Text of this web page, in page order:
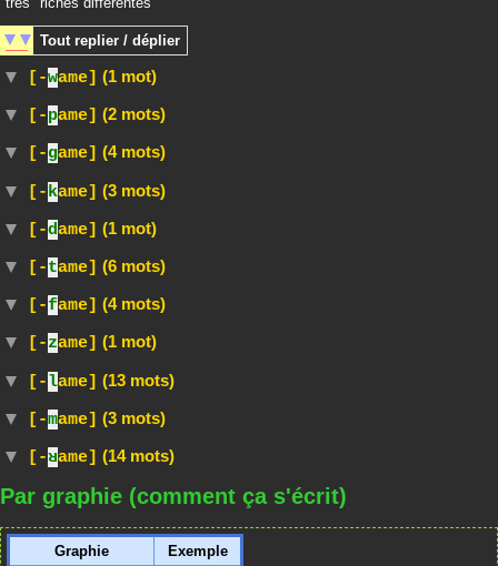
Tout replier / déplier
[-wame] (1 mot)
[-pame] (2 mots)
[-game] (4 mots)
[-kame] (3 mots)
[-dame] (1 mot)
[-tame] (6 mots)
[-fame] (4 mots)
[-zame] (1 mot)
[-lame] (13 mots)
[-mame] (3 mots)
[-ʁame] (14 mots)
Par graphie (comment ça s'écrit)
Graphie
Exemple